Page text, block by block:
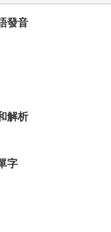
發音
解析
字